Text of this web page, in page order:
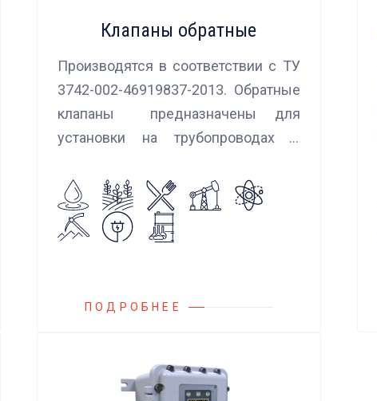
Клапаны обратные
Производятся в соответствии с ТУ
3742-002-46919837-2013. Обратные
клапаны предназначены для
установки на трубопроводах с
потока нейтральных и агрессивных
жидкостей, эмульсий, суспензий и
пропуска их в прямом
ПОДРОБНЕЕ